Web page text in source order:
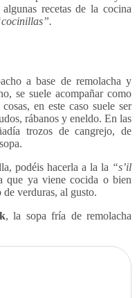
recetas de la cocina
a base de remolacha y
se suele acompañar como
cosas, en este caso suele ser
rábanos y eneldo. En las
trozos de cangrejo, de
podéis hacerla a la la “s’il
que ya viene cocida o bien
verduras, al gusto.
, la sopa fría de remolacha